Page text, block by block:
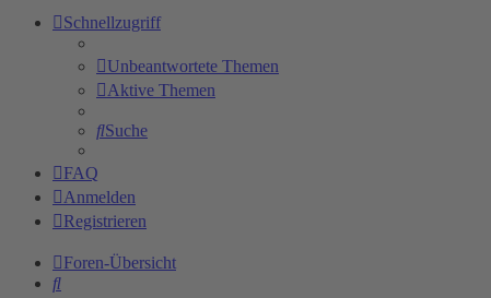
Schnellzugriff
Unbeantwortete Themen
Aktive Themen
Suche
FAQ
Anmelden
Registrieren
Foren-Übersicht
Suche